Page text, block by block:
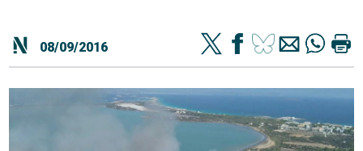
08/09/2016